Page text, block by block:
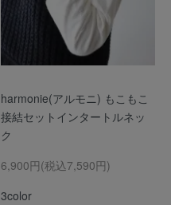
harmonie(アルモニ) もこもこ
接結セットインタートルネッ
ク
6,900円(税込7,590円)
3color